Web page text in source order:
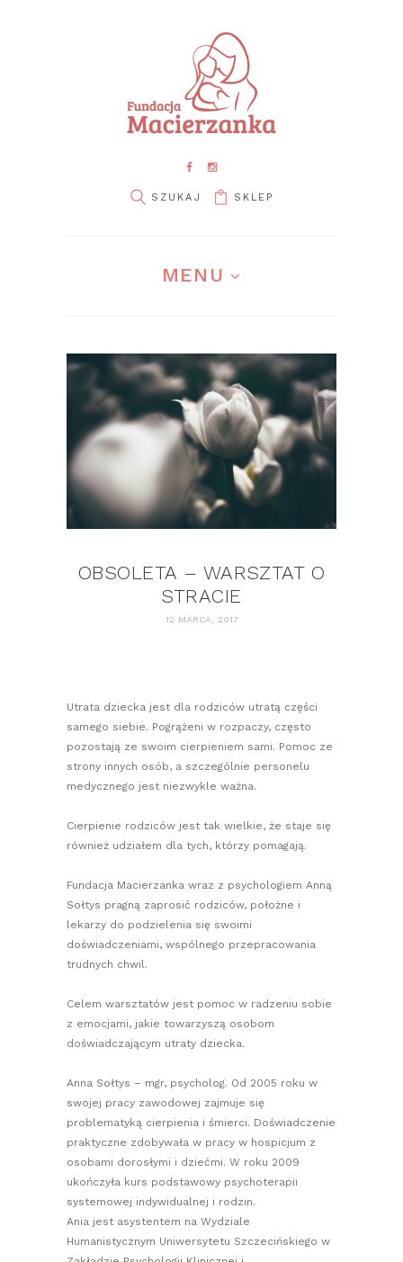
SKLEP
MENU
OBSOLETA – WARSZTAT O
STRACIE
12 MARCA, 2017
Utrata dziecka jest dla rodziców utratą części
samego siebie. Pogrążeni w rozpaczy, często
pozostają ze swoim cierpieniem sami. Pomoc ze
strony innych osób, a szczególnie personelu
medycznego jest niezwykle ważna.
Cierpienie rodziców jest tak wielkie, że staje się
również udziałem dla tych, którzy pomagają.
Fundacja Macierzanka wraz z psychologiem Anną
Sołtys pragną zaprosić rodziców, położne i
lekarzy do podzielenia się swoimi
doświadczeniami, wspólnego przepracowania
trudnych chwil.
Celem warsztatów jest pomoc w radzeniu sobie
z emocjami, jakie towarzyszą osobom
doświadczającym utraty dziecka.
Anna Sołtys – mgr, psycholog. Od 2005 roku w
swojej pracy zawodowej zajmuje się
problematyką cierpienia i śmierci. Doświadczenie
praktyczne zdobywała w pracy w hospicjum z
osobami dorosłymi i dziećmi. W roku 2009
ukończyła kurs podstawowy psychoterapii
systemowej indywidualnej i rodzin.
Ania jest asystentem na Wydziale
Humanistycznym Uniwersytetu Szczecińskiego w